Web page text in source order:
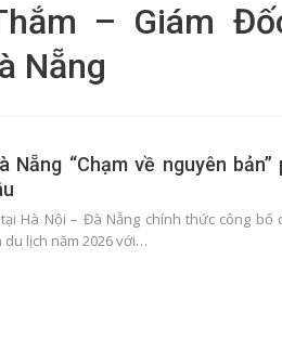
– Giám
Nẵng
Nẵng “Chạm về nguyên
tại Hà Nội – Đà Nẵng chính thức công
lịch năm 2026 với…